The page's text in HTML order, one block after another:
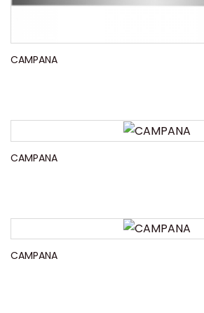
CAMPANA
CAMPANA
CAMPANA